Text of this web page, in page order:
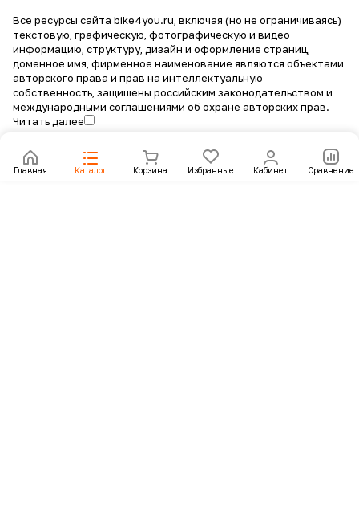
Главная Каталог Корзина Избранные Кабинет Сравнение
Все ресурсы сайта bike4you.ru, включая (но не ограничиваясь)
текстовую, графическую, фотографическую и видео
информацию, структуру, дизайн и оформление страниц,
доменное имя, фирменное наименование являются объектами
авторского права и прав на интеллектуальную
собственность, защищены российским законодательством и
международными соглашениями об охране авторских прав.
Читать далее